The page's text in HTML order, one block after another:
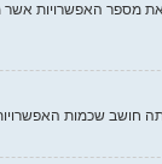
חושב שכמות